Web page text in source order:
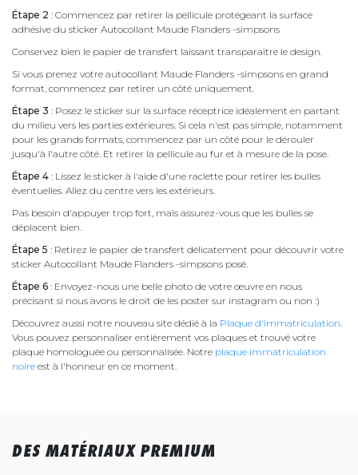
Étape 2 : Commencez par retirer la pellicule protégeant la surface
adhésive du sticker Autocollant Maude Flanders -simpsons
Conservez bien le papier de transfert laissant transparaître le design.
Si vous prenez votre autocollant Maude Flanders -simpsons en grand
format, commencez par retirer un côté uniquement.
Étape 3 : Posez le sticker sur la surface réceptrice idéalement en partant
du milieu vers les parties extérieures. Si cela n'est pas simple, notamment
pour les grands formats, commencez par un côté pour le dérouler
jusqu'à l'autre côté. Et retirer la pellicule au fur et à mesure de la pose.
Étape 4 : Lissez le sticker à l'aide d'une raclette pour retirer les bulles
éventuelles. Allez du centre vers les extérieurs.
Pas besoin d'appuyer trop fort, mais assurez-vous que les bulles se
déplacent bien.
Étape 5 : Retirez le papier de transfert délicatement pour découvrir votre
sticker Autocollant Maude Flanders -simpsons posé.
Étape 6 : Envoyez-nous une belle photo de votre œuvre en nous
précisant si nous avons le droit de les poster sur instagram ou non :)
Découvrez aussi notre nouveau site dédié à la Plaque d'immatriculation.
Vous pouvez personnaliser entièrement vos plaques et trouvé votre
plaque homologuée ou personnalisée. Notre plaque immatriculation
noire est à l'honneur en ce moment.
DES MATÉRIAUX PREMIUM